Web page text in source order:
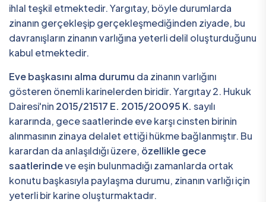
ihlal teşkil etmektedir. Yargıtay, böyle durumlarda
zinanın gerçekleşip gerçekleşmediğinden ziyade, bu
davranışların zinanın varlığına yeterli delil oluşturduğunu
kabul etmektedir.
Eve başkasını alma durumu da zinanın varlığını
gösteren önemli karinelerden biridir. Yargıtay 2. Hukuk
Dairesi'nin 2015/21517 E. 2015/20095 K. sayılı
kararında, gece saatlerinde eve karşı cinsten birinin
alınmasının zinaya delalet ettiği hükme bağlanmıştır. Bu
karardan da anlaşıldığı üzere, özellikle gece
saatlerindeve eşin bulunmadığı zamanlarda ortak
konutu başkasıyla paylaşma durumu, zinanın varlığı için
yeterli bir karine oluşturmaktadır.